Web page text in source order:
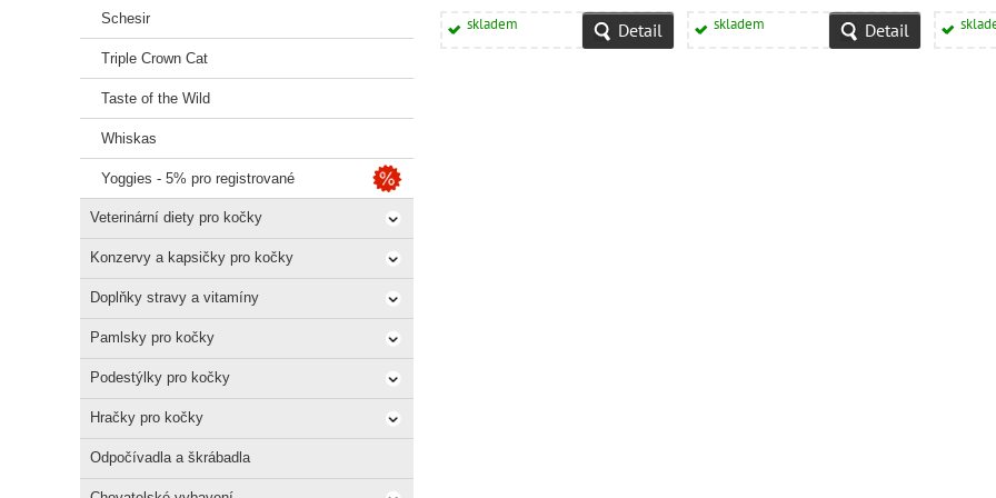
skladem Detail skladem Detail
Schesir
Triple Crown Cat
Taste of the Wild
Whiskas
Yoggies - 5% pro registrované
Veterinární diety pro kočky
Konzervy a kapsičky pro kočky
Doplňky stravy a vitamíny
Pamlsky pro kočky
Podestýlky pro kočky
Hračky pro kočky
Odpočívadla a škrábadla